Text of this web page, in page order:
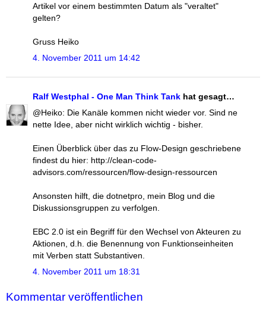
Artikel vor einem bestimmten Datum als "veraltet"
gelten?
Gruss Heiko
4. November 2011 um 14:42
Ralf Westphal - One Man Think Tank hat gesagt…
@Heiko: Die Kanäle kommen nicht wieder vor. Sind ne
nette Idee, aber nicht wirklich wichtig - bisher.
Einen Überblick über das zu Flow-Design geschriebene
findest du hier: http://clean-code-
advisors.com/ressourcen/flow-design-ressourcen
Ansonsten hilft, die dotnetpro, mein Blog und die
Diskussionsgruppen zu verfolgen.
EBC 2.0 ist ein Begriff für den Wechsel von Akteuren zu
Aktionen, d.h. die Benennung von Funktionseinheiten
mit Verben statt Substantiven.
4. November 2011 um 18:31
Kommentar veröffentlichen